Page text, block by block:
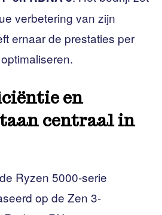
verbetering van zijn
ernaar de prestaties per
en
​​centraal in
Ryzen 5000-serie
op de Zen 3-